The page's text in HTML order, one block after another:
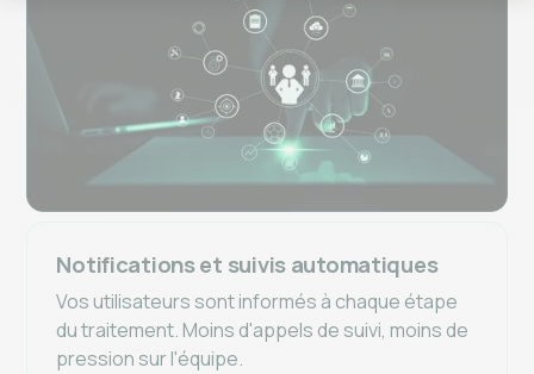
Notifications et suivis automatiques
Vos utilisateurs sont informés à chaque étape
du traitement. Moins d'appels de suivi, moins de
pression sur l'équipe.